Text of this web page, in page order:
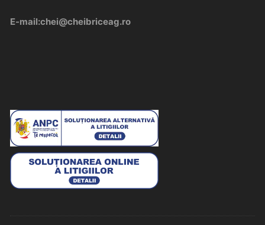
E-mail:chei@cheibriceag.ro